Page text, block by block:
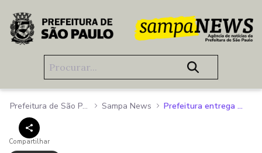
Pular para o Conteúdo principal
Prefeitura de São Paulo Sampa News Prefeitura entrega 236 apartamentos no Centro e garante moradia definitiva para famílias do Wilton Paes e da ocupação dos Gusmões
Compartilhar